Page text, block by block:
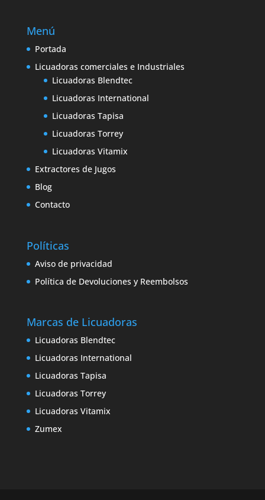
Menú
Portada
Licuadoras comerciales e Industriales
Licuadoras Blendtec
Licuadoras International
Licuadoras Tapisa
Licuadoras Torrey
Licuadoras Vitamix
Extractores de Jugos
Blog
Contacto
Políticas
Aviso de privacidad
Política de Devoluciones y Reembolsos
Marcas de Licuadoras
Licuadoras Blendtec
Licuadoras International
Licuadoras Tapisa
Licuadoras Torrey
Licuadoras Vitamix
Zumex